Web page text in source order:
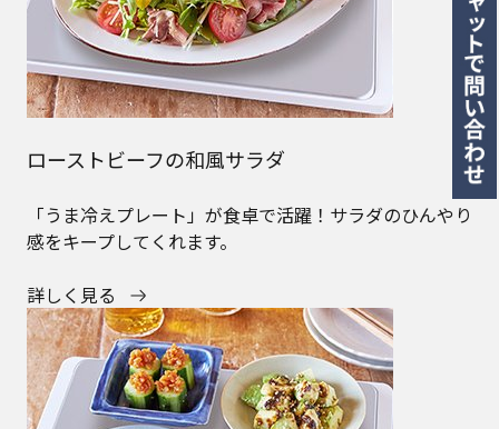
ローストビーフの和風サラダ
「うま冷えプレート」が食卓で活躍！サラダのひんやり
感をキープしてくれます。
詳しく見る